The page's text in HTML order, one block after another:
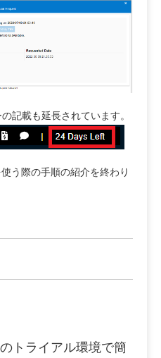
記載も延長されています。
う際の手順の紹介を終わり
トライアル環境で簡